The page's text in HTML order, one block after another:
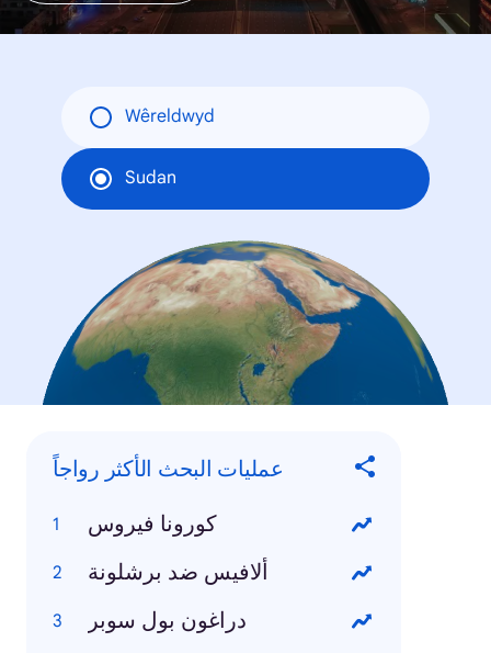
Wêreldwyd
Sudan
عمليات البحث الأكثر رواجاً
كورونا فيروس
ألافيس ضد برشلونة
دراغون بول سوبر